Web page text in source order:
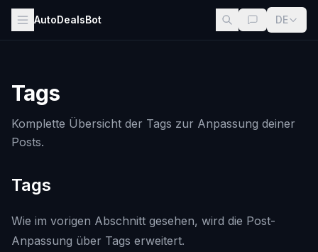
AutoDealsBot DE
Tags
Komplette Übersicht der Tags zur Anpassung deiner
Posts.
Tags
Wie im vorigen Abschnitt gesehen, wird die Post-
Anpassung über Tags erweitert.